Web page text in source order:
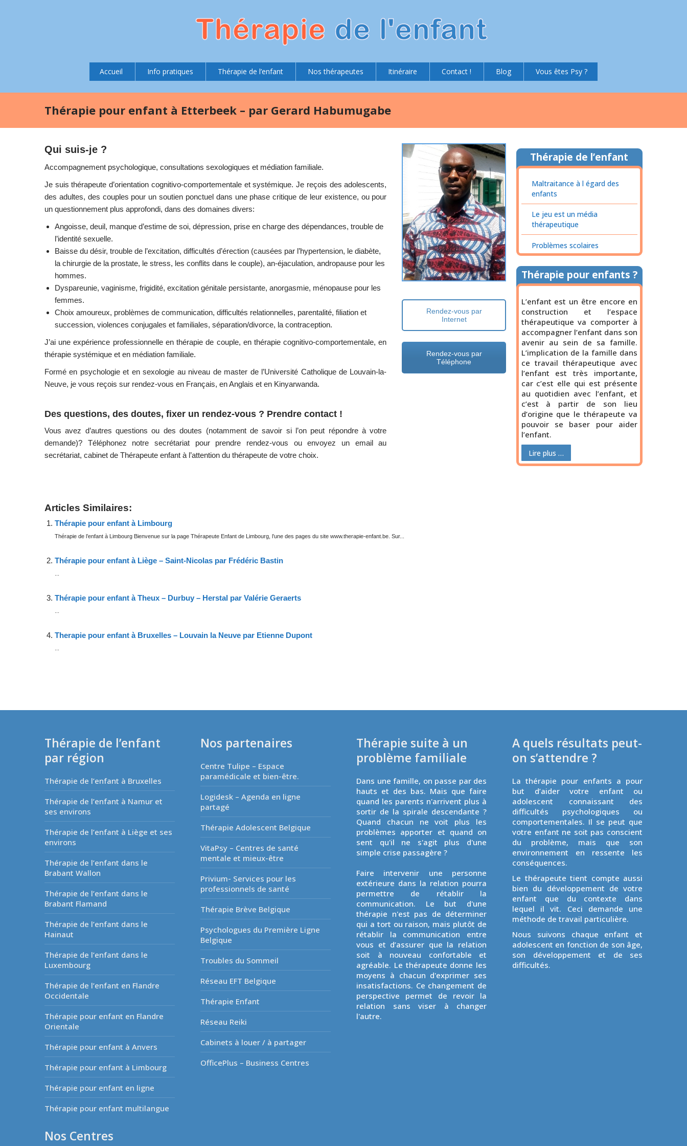
Accueil Info pratiques Thérapie de l’enfant Nos thérapeutes Itinéraire Contact ! Blog Vous êtes Psy ?
Thérapie pour enfant à Etterbeek – par Gerard Habumugabe
Qui suis-je ?
Accompagnement psychologique, consultations sexologiques et médiation familiale.
Je suis thérapeute d’orientation cognitivo-comportementale et systémique. Je reçois des adolescents,
des adultes, des couples pour un soutien ponctuel dans une phase critique de leur existence, ou pour
un questionnement plus approfondi, dans des domaines divers:
Angoisse, deuil, manque d’estime de soi, dépression, prise en charge des dépendances, trouble de
l’identité sexuelle.
Baisse du désir, trouble de l’excitation, difficultés d’érection (causées par l’hypertension, le diabète,
la chirurgie de la prostate, le stress, les conflits dans le couple), an-éjaculation, andropause pour les
hommes.
Dyspareunie, vaginisme, frigidité, excitation génitale persistante, anorgasmie, ménopause pour les
femmes.
Choix amoureux, problèmes de communication, difficultés relationnelles, parentalité, filiation et
succession, violences conjugales et familiales, séparation/divorce, la contraception.
J’ai une expérience professionnelle en thérapie de couple, en thérapie cognitivo-comportementale, en
thérapie systémique et en médiation familiale.
Formé en psychologie et en sexologie au niveau de master de l’Université Catholique de Louvain-la-
Neuve, je vous reçois sur rendez-vous en Français, en Anglais et en Kinyarwanda.
Des questions, des doutes, fixer un rendez-vous ? Prendre contact !
Vous avez d’autres questions ou des doutes (notamment de savoir si l’on peut répondre à votre
demande)? Téléphonez notre secrétariat pour prendre rendez-vous ou envoyez un emailau
secrétariat, cabinet de Thérapeute enfant à l’attention du thérapeute de votre choix.
Rendez-vous par
Internet
Rendez-vous par
Téléphone
Articles Similaires:
Thérapie pour enfant à Limbourg
Thérapie de l’enfant à Limbourg Bienvenue sur la page Thérapeute Enfant de Limbourg, l’une des pages du site www.therapie-enfant.be. Sur...
Thérapie pour enfant à Liège – Saint-Nicolas par Frédéric Bastin
Thérapie pour enfant à Theux – Durbuy – Herstal par Valérie Geraerts
Therapie pour enfant à Bruxelles – Louvain la Neuve par Etienne Dupont
Thérapie de l’enfant
Maltraitance à l égard des
enfants
Le jeu est un média
thérapeutique
Problèmes scolaires
Thérapie pour enfants ?
L’enfant est un être encore en
construction et l’espace
thérapeutique va comporter à
accompagner l’enfant dans son
avenir au sein de sa famille.
L’implication de la famille dans
ce travail thérapeutique avec
l’enfant est très importante,
car c’est elle qui est présente
au quotidien avec l’enfant, et
c’est à partir de son lieu
d’origine que le thérapeute va
pouvoir se baser pour aider
l’enfant.
Lire plus …
Thérapie de l’enfant
par région
Thérapie de l’enfant à Bruxelles
Thérapie de l’enfant à Namur et
ses environs
Thérapie de l’enfant à Liège et ses
environs
Thérapie de l’enfant dans le
Brabant Wallon
Thérapie de l’enfant dans le
Brabant Flamand
Thérapie de l’enfant dans le
Hainaut
Thérapie de l’enfant dans le
Luxembourg
Thérapie de l’enfant en Flandre
Occidentale
Thérapie pour enfant en Flandre
Orientale
Thérapie pour enfant à Anvers
Thérapie pour enfant à Limbourg
Thérapie pour enfant en ligne
Thérapie pour enfant multilangue
Nos partenaires
Centre Tulipe – Espace
paramédicale et bien-être.
Logidesk – Agenda en ligne
partagé
Thérapie Adolescent Belgique
VitaPsy – Centres de santé
mentale et mieux-être
Privium- Services pour les
professionnels de santé
Thérapie Brève Belgique
Psychologues du Première Ligne
Belgique
Troubles du Sommeil
Réseau EFT Belgique
Thérapie Enfant
Réseau Reiki
Cabinets à louer / à partager
OfficePlus – Business Centres
Thérapie suite à un
problème familiale
Dans une famille, on passe par des
hauts et des bas. Mais que faire
quand les parents n'arrivent plus à
sortir de la spirale descendante ?
Quand chacun ne voit plus les
problèmes apporter et quand on
sent qu'il ne s'agit plus d'une
simple crise passagère ?
Faire intervenir une personne
extérieure dans la relation pourra
permettre de rétablir la
communication. Le but d'une
thérapie n'est pas de déterminer
qui a tort ou raison, mais plutôt de
rétablir la communication entre
vous et d’assurer que la relation
soit à nouveau confortable et
agréable. Le thérapeute donne les
moyens à chacun d'exprimer ses
insatisfactions. Ce changement de
perspective permet de revoir la
relation sans viser à changer
l'autre.
A quels résultats peut-
on s’attendre ?
La thérapie pour enfants a pour
but d’aider votre enfant ou
adolescent connaissant des
difficultés psychologiques ou
comportementales. Il se peut que
votre enfant ne soit pas conscient
du problème, mais que son
environnement en ressente les
conséquences.
Le thérapeute tient compte aussi
bien du développement de votre
enfant que du contexte dans
lequel il vit. Ceci demande une
méthode de travail particulière.
Nous suivons chaque enfant et
adolescent en fonction de son âge,
son développement et de ses
difficultés.
Nos Centres